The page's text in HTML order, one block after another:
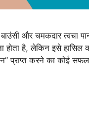
और चमकदार त्वचा
होता है, लेकिन इसे
प्राप्त करने का कोई